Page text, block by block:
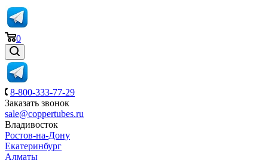
0
8-800-333-77-29
Заказать звонок
sale@coppertubes.ru
Владивосток
Ростов-на-Дону
Екатеринбург
Алматы